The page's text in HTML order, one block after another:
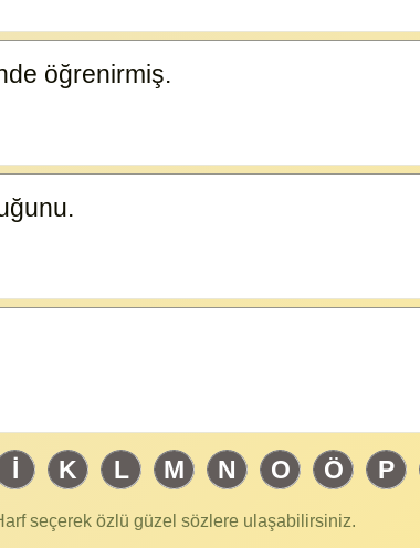
öğrenirmiş.
İ K L M N O Ö P
seçerek özlü güzel sözlere ulaşabilirsiniz.